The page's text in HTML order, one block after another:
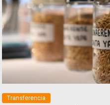
Transferencia